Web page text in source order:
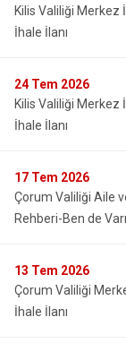
Kilis Valiliği Merkez
İhale İlanı
24 Tem 2026
Kilis Valiliği Merkez
İhale İlanı
17 Tem 2026
Çorum Valiliği Aile
Rehberi-Ben de
13 Tem 2026
Çorum Valiliği
İhale İlanı